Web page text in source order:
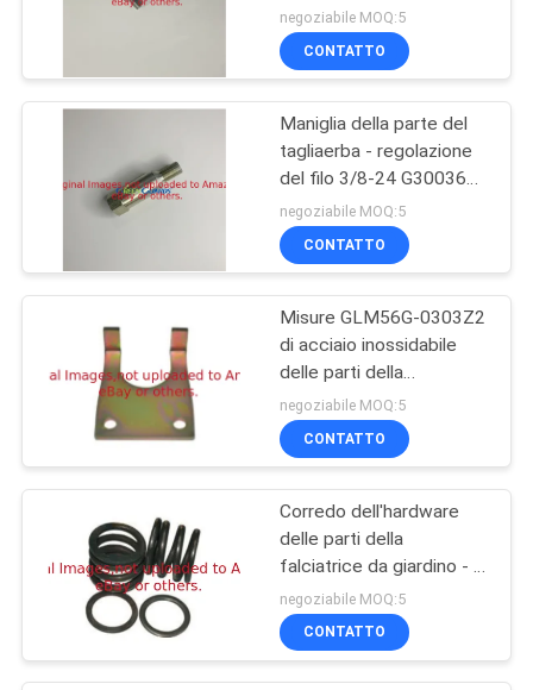
PRIVACY
Acciaio per la
produzione di
acciaio
27
Parti del carretto di
golf
52
Ventilatore di foglia
metallo Gk0071000152
misura Jacobsen Mower
negoziabile MOQ:5
CONTATTO
Maniglia della parte del
tagliaerba - regolazione
del filo 3/8-24 G3003611
si adatta al Jacobsen Tri-
King
negoziabile MOQ:5
CONTATTO
Misure GLM56G-0303Z2
di acciaio inossidabile
delle parti della
falciatrice da giardino per
Jacobsen
negoziabile MOQ:5
CONTATTO
Corredo dell'hardware
delle parti della
falciatrice da giardino - la
primavera/rondella
G5002151 misura
Jacobsen
negoziabile MOQ:5
CONTATTO